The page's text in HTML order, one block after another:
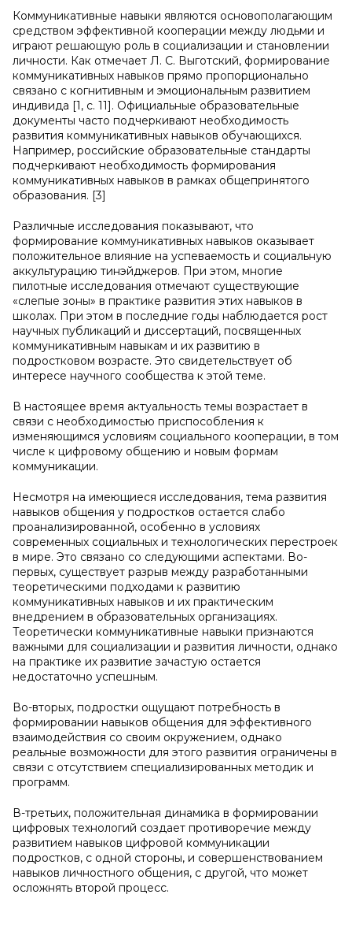
Коммуникативные навыки являются основополагающим
средством эффективной кооперации между людьми и
играют решающую роль в социализации и становлении
личности. Как отмечает Л. С. Выготский, формирование
коммуникативных навыков прямо пропорционально
связано с когнитивным и эмоциональным развитием
индивида [1, с. 11]. Официальные образовательные
документы часто подчеркивают необходимость
развития коммуникативных навыков обучающихся.
Например, российские образовательные стандарты
подчеркивают необходимость формирования
коммуникативных навыков в рамках общепринятого
образования. [3]
Различные исследования показывают, что
формирование коммуникативных навыков оказывает
положительное влияние на успеваемость и социальную
аккультурацию тинэйджеров. При этом, многие
пилотные исследования отмечают существующие
«слепые зоны» в практике развития этих навыков в
школах. При этом в последние годы наблюдается рост
научных публикаций и диссертаций, посвященных
коммуникативным навыкам и их развитию в
подростковом возрасте. Это свидетельствует об
интересе научного сообщества к этой теме.
В настоящее время актуальность темы возрастает в
связи с необходимостью приспособления к
изменяющимся условиям социального кооперации, в том
числе к цифровому общению и новым формам
коммуникации.
Несмотря на имеющиеся исследования, тема развития
навыков общения у подростков остается слабо
проанализированной, особенно в условиях
современных социальных и технологических перестроек
в мире. Это связано со следующими аспектами. Во-
первых, существует разрыв между разработанными
теоретическими подходами к развитию
коммуникативных навыков и их практическим
внедрением в образовательных организациях.
Теоретически коммуникативные навыки признаются
важными для социализации и развития личности, однако
на практике их развитие зачастую остается
недостаточно успешным.
Во-вторых, подростки ощущают потребность в
формировании навыков общения для эффективного
взаимодействия со своим окружением, однако
реальные возможности для этого развития ограничены в
связи с отсутствием специализированных методик и
программ.
В-третьих, положительная динамика в формировании
цифровых технологий создает противоречие между
развитием навыков цифровой коммуникации
подростков, с одной стороны, и совершенствованием
навыков личностного общения, с другой, что может
осложнять второй процесс.